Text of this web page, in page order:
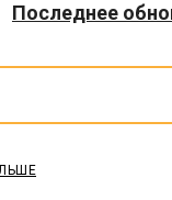
Последнее